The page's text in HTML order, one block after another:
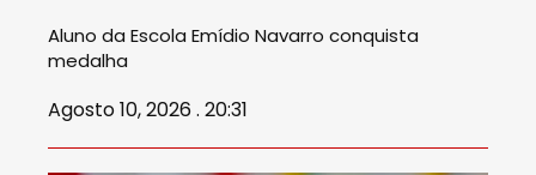
Aluno da Escola Emídio Navarro conquista
medalha
Agosto 10, 2026 . 20:31